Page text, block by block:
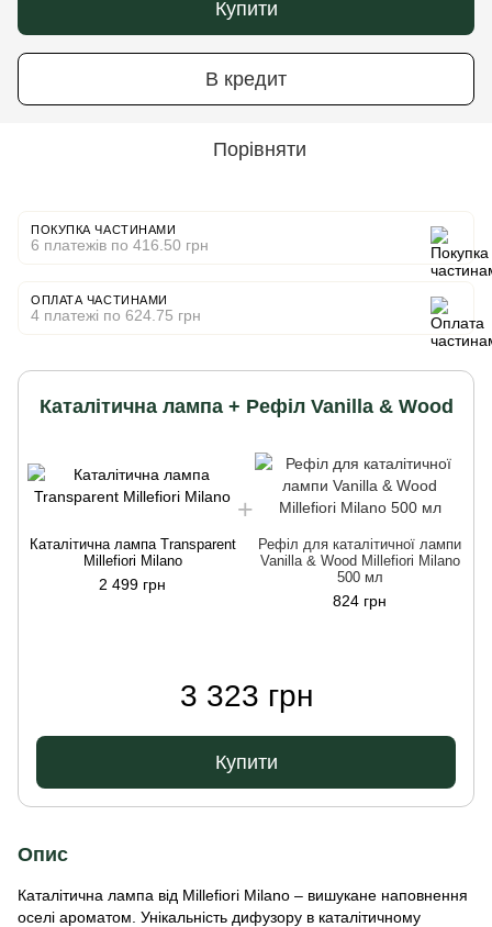
Купити
В кредит
Порівняти
ПОКУПКА ЧАСТИНАМИ
6 платежів по 416.50 грн
ОПЛАТА ЧАСТИНАМИ
4 платежі по 624.75 грн
Каталітична лампа + Рефіл Vanilla & Wood
Каталітична лампа Transparent
Millefiori Milano
2 499 грн
Рефіл для каталітичної лампи
Vanilla & Wood Millefiori Milano
500 мл
824 грн
3 323 грн
Купити
Опис
Каталітична лампа від Millefiori Milano – вишукане наповнення
оселі ароматом. Унікальність дифузору в каталітичному